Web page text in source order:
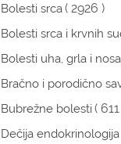
Bolesti srca( 2926 )
Bolesti srca i krvnih
Bolesti uha, grla i nosa
Bračno i porodično
Bubrežne bolesti(
Dečija endokrinologija